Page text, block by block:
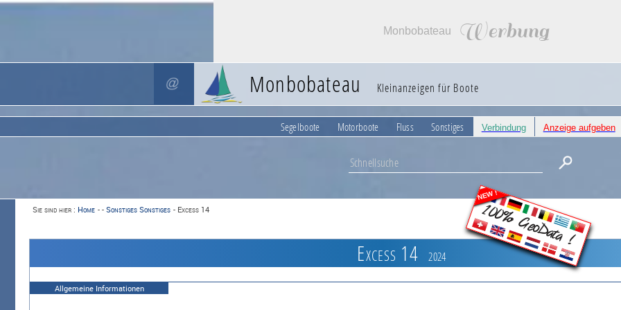
Monbobateau Werbung
Monbobateau Kleinanzeigen für Boote
Segelboote Motorboote Fluss Sonstiges Verbindung Anzeige aufgeben
NEW !
100% GeoData !
Sie sind hier : Home - - Sonstiges Sonstiges - Excess 14
Excess 14 2024
Allgemeine Informationen